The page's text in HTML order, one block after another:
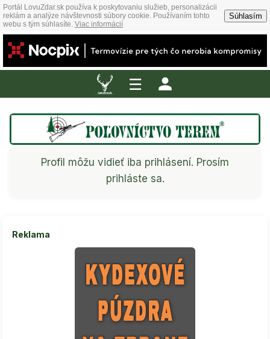
Portál LovuZdar.sk používa k poskytovaniu služieb, personalizácii
reklám a analýze návštevnosti súbory cookie. Používaním tohto
webu s tým súhlasíte. Viac informácií
Súhlasím
☰
Profil môžu vidieť iba prihlásení. Prosím
prihláste sa.
Reklama